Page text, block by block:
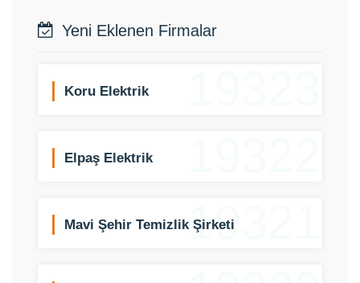
Yeni Eklenen Firmalar
Koru Elektrik
Elpaş Elektrik
19321
Mavi Şehir Temizlik Şirketi